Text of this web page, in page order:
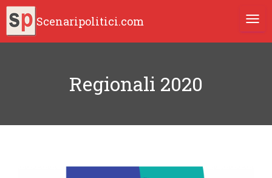
Scenaripolitici.com
Regionali 2020